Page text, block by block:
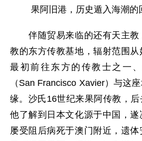
果阿旧港，历史遁入海潮的
伴随贸易来临的还有天主教
教的东方传教基地，辐射范围从
最初前往东方的传教士之一
（San Francisco Xavier）与这
缘。沙氏16世纪来果阿传教，
他了解到日本文化源于中国，
屡受阻后病死于澳门附近，遗